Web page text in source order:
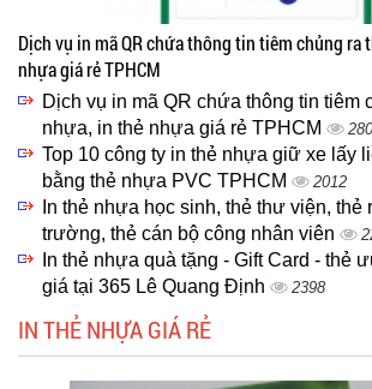
Dịch vụ in mã QR chứa thông tin tiêm chủng ra
nhựa giá rẻ TPHCM
Dịch vụ in mã QR chứa thông tin tiêm
nhựa, in thẻ nhựa giá rẻ TPHCM
Top 10 công ty in thẻ nhựa giữ xe lấy
bằng thẻ nhựa PVC TPHCM
2012
In thẻ nhựa học sinh, thẻ thư viện, thẻ
trường, thẻ cán bộ công nhân viên
In thẻ nhựa quà tặng - Gift Card - thẻ
giá tại 365 Lê Quang Định
2398
IN THẺ NHỰA GIÁ RẺ